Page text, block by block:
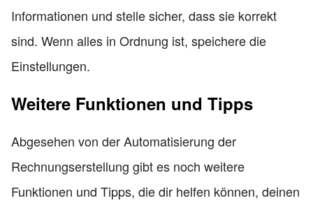
Informationen und stelle sicher, dass sie korrekt
sind. Wenn alles in Ordnung ist, speichere die
Einstellungen.
Weitere Funktionen und Tipps
Abgesehen von der Automatisierung der
Rechnungserstellung gibt es noch weitere
Funktionen und Tipps, die dir helfen können, deinen